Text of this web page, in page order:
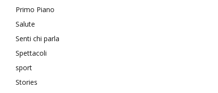
Primo Piano
Salute
Senti chi parla
Spettacoli
sport
Stories